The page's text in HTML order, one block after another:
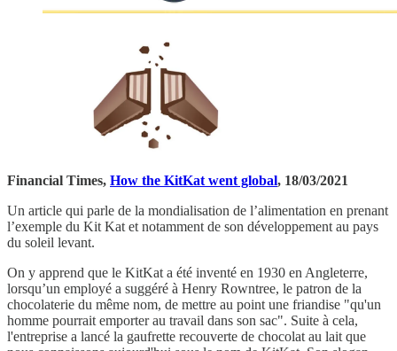
Financial Times, How the KitKat went global, 18/03/2021
Un article qui parle de la mondialisation de l’alimentation en prenant
l’exemple du Kit Kat et notamment de son développement au pays
du soleil levant.
On y apprend que le KitKat a été inventé en 1930 en Angleterre,
lorsqu’un employé a suggéré à Henry Rowntree, le patron de la
chocolaterie du même nom, de mettre au point une friandise "qu'un
homme pourrait emporter au travail dans son sac". Suite à cela,
l'entreprise a lancé la gaufrette recouverte de chocolat au lait que